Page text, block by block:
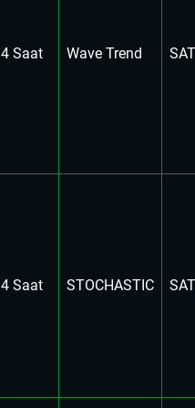
4 Saat Wave Trend SAT
4 Saat STOCHASTIC SAT